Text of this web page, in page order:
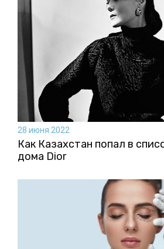
28 июня 2022
Как Казахстан попал в
дома Dior